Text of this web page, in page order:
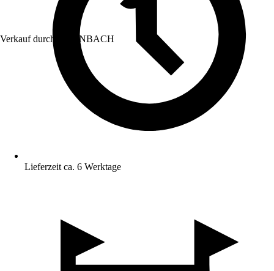
Verkauf durch: HORNBACH
Lieferzeit ca. 6 Werktage